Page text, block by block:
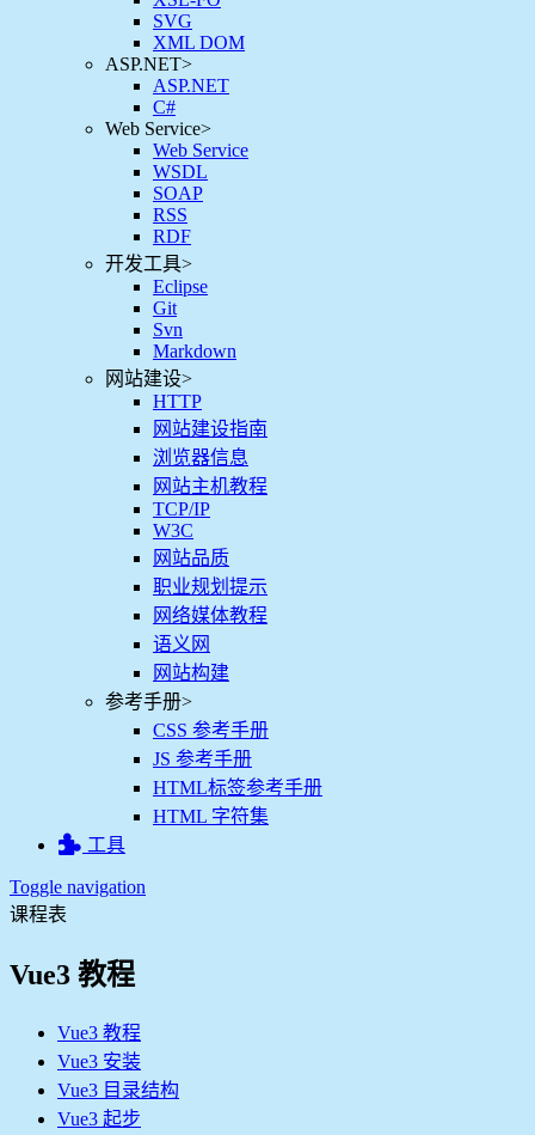
SVG
XML DOM
ASP.NET>
ASP.NET
C#
Web Service>
Web Service
WSDL
SOAP
RSS
RDF
开发工具>
Eclipse
Git
Svn
Markdown
网站建设>
HTTP
网站建设指南
浏览器信息
网站主机教程
TCP/IP
W3C
网站品质
职业规划提示
网络媒体教程
语义网
网站构建
参考手册>
CSS 参考手册
JS 参考手册
HTML标签参考手册
HTML 字符集
工具
Toggle navigation
课程表
Vue3 教程
Vue3 教程
Vue3 安装
Vue3 目录结构
Vue3 起步